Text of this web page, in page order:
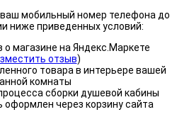
мобильный номер телефона до
ниже приведенных условий:
о магазине на Яндекс.Маркете
отзыв)
товара в интерьере вашей
комнаты
сборки душевой кабины
оформлен через корзину сайта